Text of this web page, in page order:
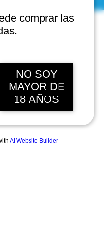
comprar las
NO SOY
MAYOR DE
18 AÑOS
AI Website Builder